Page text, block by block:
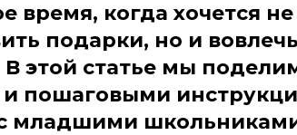
время, когда хочется не
подарки, но и
В этой статье мы
пошаговыми
младшими